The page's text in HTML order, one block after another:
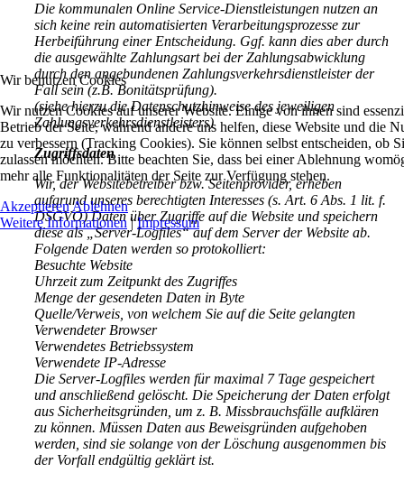
Die kommunalen Online Service-Dienstleistungen nutzen an
sich keine rein automatisierten Verarbeitungsprozesse zur
Herbeiführung einer Entscheidung. Ggf. kann dies aber durch
die ausgewählte Zahlungsart bei der Zahlungsabwicklung
durch den angebundenen Zahlungsverkehrsdienstleister der
Fall sein (z.B. Bonitätsprüfung).
(siehe hierzu die Datenschutzhinweise des jeweiligen
Zahlungsverkehrsdienstleisters)
Zugriffsdaten
Wir, der Websitebetreiber bzw. Seitenprovider, erheben
aufgrund unseres berechtigten Interesses (s. Art. 6 Abs. 1 lit. f.
DSGVO) Daten über Zugriffe auf die Website und speichern
diese als „Server-Logfiles“ auf dem Server der Website ab.
Folgende Daten werden so protokolliert:
Besuchte Website
Uhrzeit zum Zeitpunkt des Zugriffes
Menge der gesendeten Daten in Byte
Quelle/Verweis, von welchem Sie auf die Seite gelangten
Verwendeter Browser
Verwendetes Betriebssystem
Verwendete IP-Adresse
Die Server-Logfiles werden für maximal 7 Tage gespeichert
und anschließend gelöscht. Die Speicherung der Daten erfolgt
aus Sicherheitsgründen, um z. B. Missbrauchsfälle aufklären
zu können. Müssen Daten aus Beweisgründen aufgehoben
werden, sind sie solange von der Löschung ausgenommen bis
der Vorfall endgültig geklärt ist.
Wir benutzen Cookies
Wir nutzen Cookies auf unserer Website. Einige von ihnen sind
Betrieb der Seite, während andere uns helfen, diese Website und die
zu verbessern (Tracking Cookies). Sie können selbst entscheiden, ob
zulassen möchten. Bitte beachten Sie, dass bei einer Ablehnung
mehr alle Funktionalitäten der Seite zur Verfügung stehen.
AkzeptierenAblehnen
Weitere Informationen |Impressum